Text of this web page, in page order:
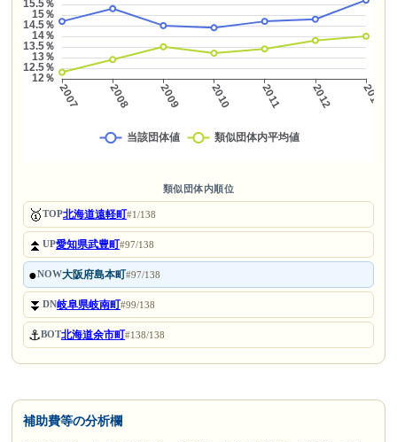
類似団体内順位
🥇TOP北海道遠軽町#1/138
⏫UP愛知県武豊町#97/138
●NOW大阪府島本町#97/138
⏬DN岐阜県岐南町#99/138
⚓BOT北海道余市町#138/138
補助費等の分析欄